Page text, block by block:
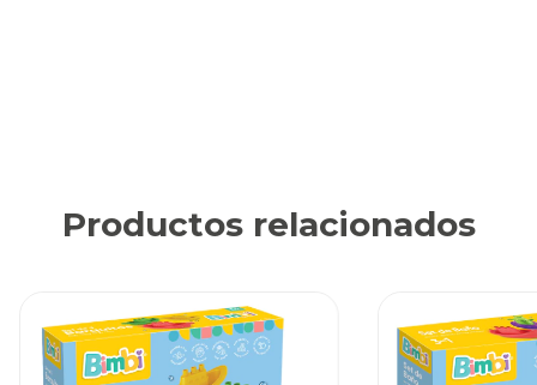
Productos relacionados